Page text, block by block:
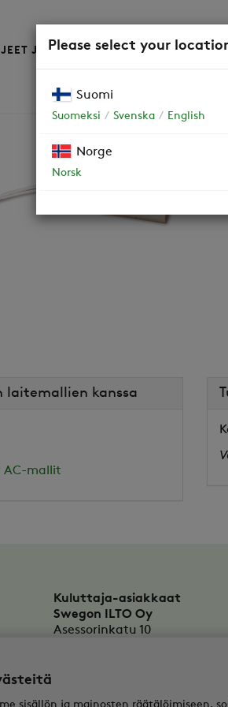
JA VARAOSAT
2uF ILURI 15
laitemallien kanssa
AC-mallit
Kuluttaja-asiakkaat
Swegon ILTO Oy
Asessorinkatu 10
Please select your
Suomi
Suomeksi Svenska English
Norge
Norsk